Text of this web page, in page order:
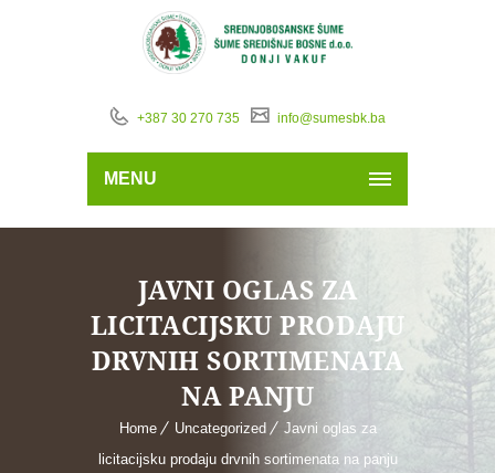
+387 30 270 735 info@sumesbk.ba
MENU
JAVNI OGLAS ZA
LICITACIJSKU PRODAJU
DRVNIH SORTIMENATA
NA PANJU
Home Uncategorized
Javni oglas za
licitacijsku prodaju drvnih sortimenata na panju